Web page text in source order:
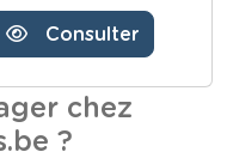
Consulter
chez
?